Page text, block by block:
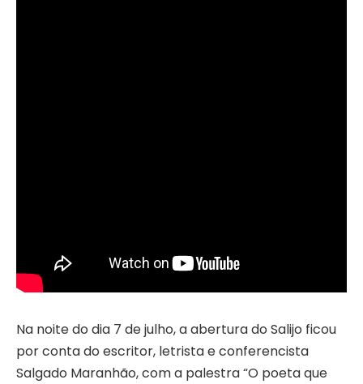
Na noite do dia 7 de julho, a abertura do Salijo ficou
por conta do escritor, letrista e conferencista
Salgado Maranhão, com a palestra “O poeta que